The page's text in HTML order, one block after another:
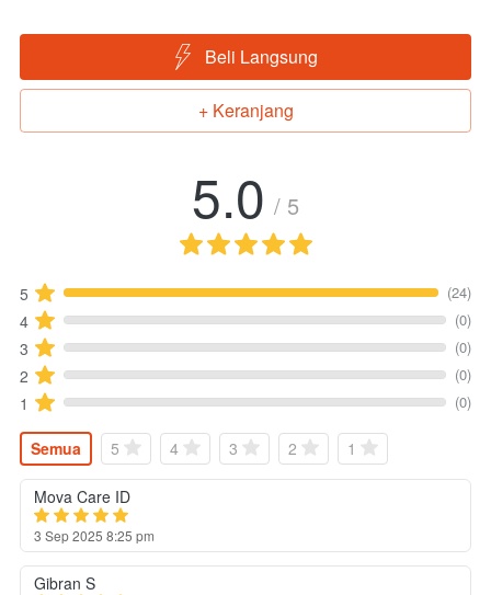
` Beli Langsung
`+ Keranjang
5.0 / 5
5 (24)
4 (0)
3 (0)
2 (0)
1 (0)
Semua 5 4 3 2 1
Mova Care ID
3 Sep 2025 8:25 pm
Gibran S